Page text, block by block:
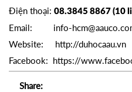
Điện thoại: 08.3845 8867 (10
Email: info-
Website: http://duhocaau.vn
Facebook: https://
Share: